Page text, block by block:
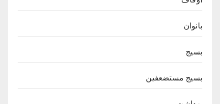
بانوان
بسیج
بسیج مستضعفین